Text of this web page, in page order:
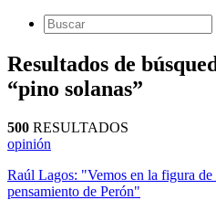
Resultados de
“pino solanas”
500 RESULTADOS
opinión
Raúl Lagos: "Vemos en la figura
pensamiento de Perón"